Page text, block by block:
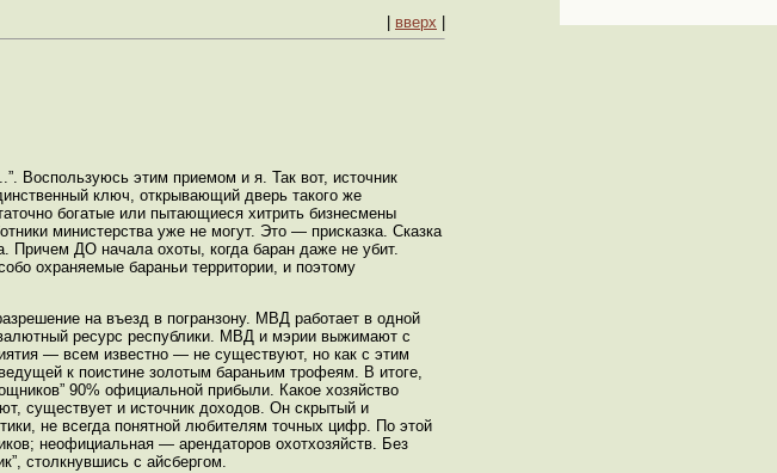
вверх
Воспользуюсь этим приемом и я. Так вот, источник
ключ, открывающий дверь такого же
богатые или пытающиеся хитрить бизнесмены
министерства уже не могут. Это — присказка. Сказка
Причем ДО начала охоты, когда баран даже не убит.
охраняемые бараньи территории, и поэтому
на въезд в погранзону. МВД работает в одной
ресурс республики. МВД и мэрии выжимают с
— всем известно — не существуют, но как с этим
к поистине золотым бараньим трофеям. В итоге,
90% официальной прибыли. Какое хозяйство
существует и источник доходов. Он скрытый и
не всегда понятной любителям точных цифр. По этой
неофициальная — арендаторов охотхозяйств. Без
столкнувшись с айсбергом.